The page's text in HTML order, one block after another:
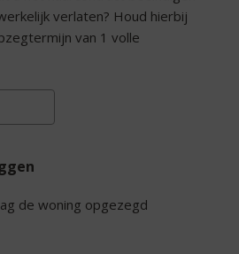
verlaten? Houd hierbij
van 1 volle
de woning opgezegd